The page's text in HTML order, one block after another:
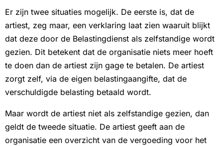
Er zijn twee situaties mogelijk. De eerste is, dat de
artiest, zeg maar, een verklaring laat zien waaruit blijkt
dat deze door de Belastingdienst als zelfstandige wordt
gezien. Dit betekent dat de organisatie niets meer hoeft
te doen dan de artiest zijn gage te betalen. De artiest
zorgt zelf, via de eigen belastingaangifte, dat de
verschuldigde belasting betaald wordt.
Maar wordt de artiest niet als zelfstandige gezien, dan
geldt de tweede situatie. De artiest geeft aan de
organisatie een overzicht van de vergoeding voor het